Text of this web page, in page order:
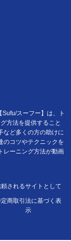
スーフー】は、ト
方法を提供すること
など多くの方の助けに
のコツやテクニックを
レーニング方法が動画
されるサイトとして
商取引法に基づく表
示